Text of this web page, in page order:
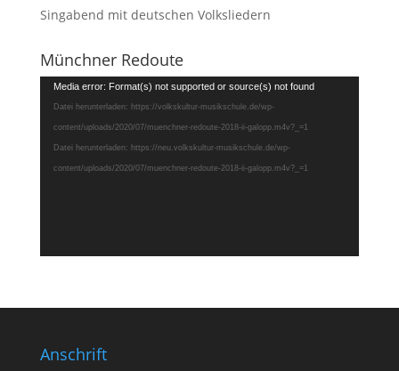
Singabend mit deutschen Volksliedern
Münchner Redoute
Video-
Player
Media error: Format(s) not supported or source(s) not found
Datei herunterladen: https://volkskultur-musikschule.de/wp-
content/uploads/2020/07/muenchner-redoute-2018-ii-galopp.m4v?_=1
Datei herunterladen: https://neu.volkskultur-musikschule.de/wp-
content/uploads/2020/07/muenchner-redoute-2018-ii-galopp.m4v?_=1
Anschrift